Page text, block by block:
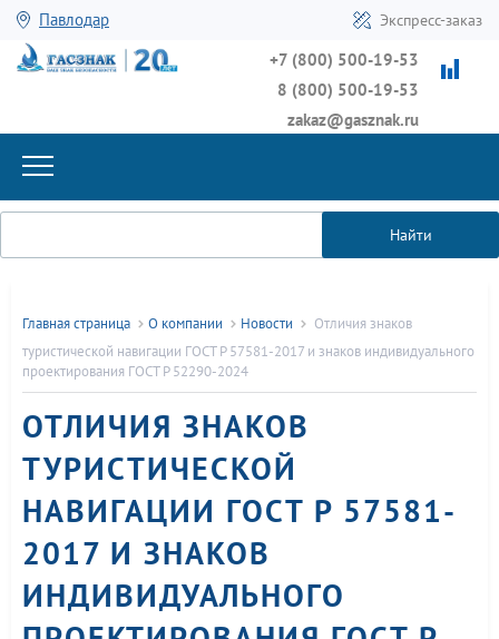
Павлодар Экспресс-заказ
+7 (800) 500-19-53
8 (800) 500-19-53
zakaz@gasznak.ru
Найти
Главная страница О компании Новости
Отличия знаков
туристической навигации ГОСТ Р 57581-2017 и знаков индивидуального
проектирования ГОСТ Р 52290-2024
ОТЛИЧИЯ ЗНАКОВ
ТУРИСТИЧЕСКОЙ
НАВИГАЦИИ ГОСТ Р 57581-
2017 И ЗНАКОВ
ИНДИВИДУАЛЬНОГО